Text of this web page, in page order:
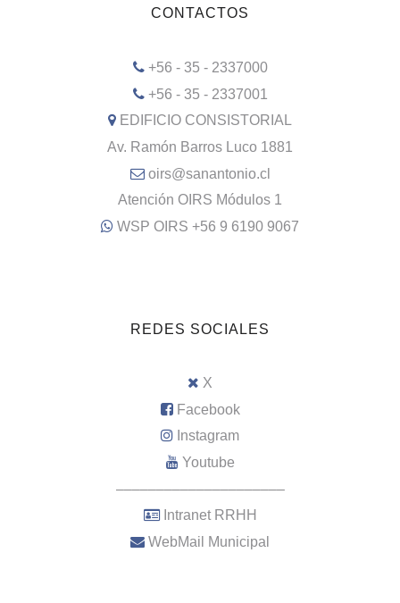
CONTACTOS
+56 - 35 - 2337000
+56 - 35 - 2337001
EDIFICIO CONSISTORIAL
Av. Ramón Barros Luco 1881
oirs@sanantonio.cl
Atención OIRS Módulos 1
WSP OIRS +56 9 6190 9067
REDES SOCIALES
X
Facebook
Instagram
Youtube
–––––––––––––––––––––
Intranet RRHH
WebMail Municipal